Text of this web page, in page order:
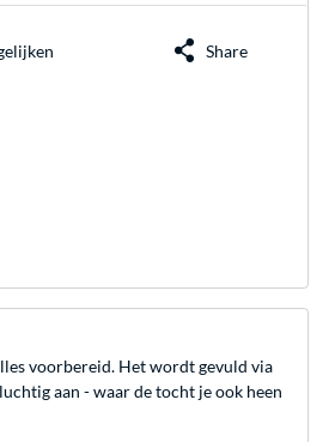
Share
voorbereid. Het wordt gevuld via
aan - waar de tocht je ook heen